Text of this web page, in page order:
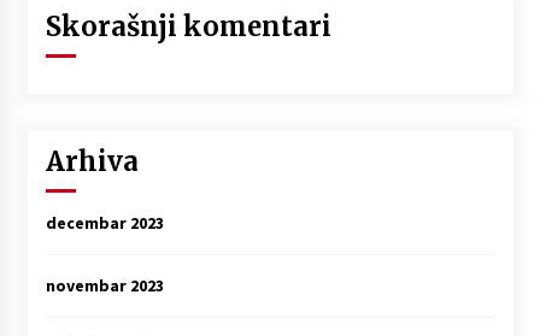
Skorašnji komentari
Arhiva
decembar 2023
novembar 2023